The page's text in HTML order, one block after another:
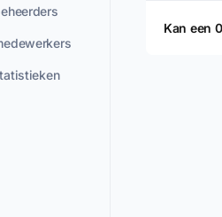
Kan een